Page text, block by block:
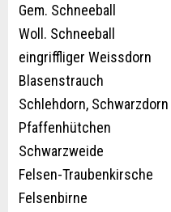
Gem. Schneeball
Woll. Schneeball
eingriffliger Weissdorn
Blasenstrauch
Schlehdorn, Schwarzdorn
Pfaffenhütchen
Schwarzweide
Felsen-Traubenkirsche
Felsenbirne